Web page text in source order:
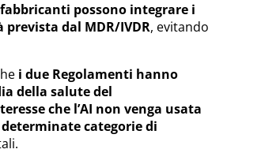
possono integrare i
dal MDR/IVDR, evitando
i due Regolamenti hanno
della salute del
che l’AI non venga usata
categorie di